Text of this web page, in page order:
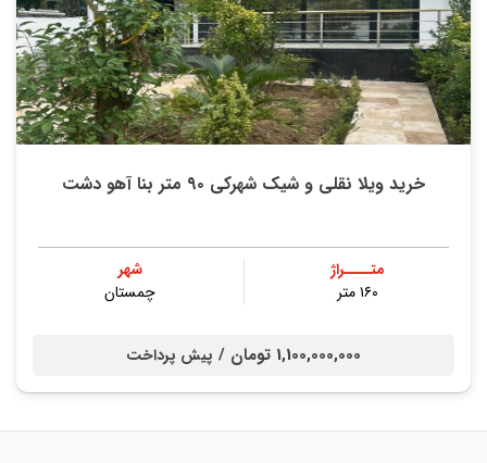
خرید ویلا نقلی و شیک شهرکی ۹۰ متر بنا آهو دشت
متــــراژ
۱۶۰ متر
شهر
چمستان
1,100,000,000 تومان / پیش پرداخت